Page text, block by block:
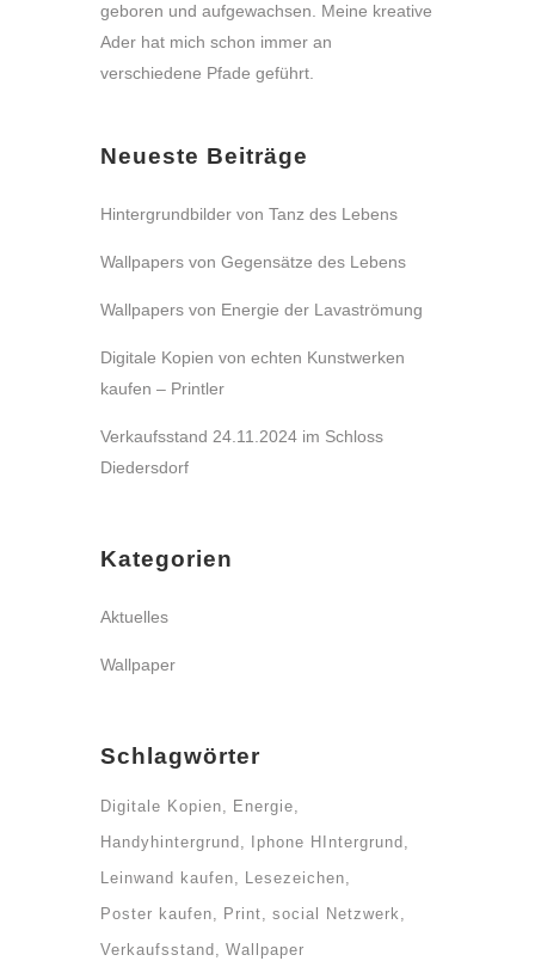
geboren und aufgewachsen. Meine kreative
Ader hat mich schon immer an
verschiedene Pfade geführt.
Neueste Beiträge
Hintergrundbilder von Tanz des Lebens
Wallpapers von Gegensätze des Lebens
Wallpapers von Energie der Lavaströmung
Digitale Kopien von echten Kunstwerken
kaufen – Printler
Verkaufsstand 24.11.2024 im Schloss
Diedersdorf
Kategorien
Aktuelles
Wallpaper
Schlagwörter
Digitale Kopien
Energie
Handyhintergrund
Iphone HIntergrund
Leinwand kaufen
Lesezeichen
Poster kaufen
Print
social Netzwerk
Verkaufsstand
Wallpaper